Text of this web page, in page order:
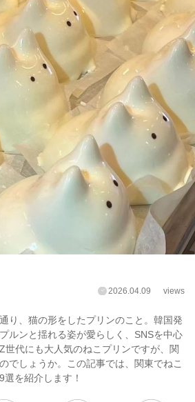
2026.04.09 views
り、猫の形をしたプリンのこと。韓国発
ルンと揺れる姿が愛らしく、SNSを中心
世代にも大人気のねこプリンですが、関
でしょうか。この記事では、関東でねこ
を紹介します！